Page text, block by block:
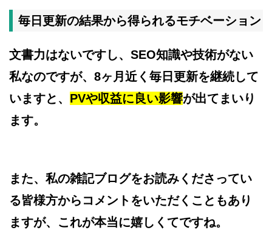
毎日更新の結果から得られるモチベーション
文書力はないですし、SEO知識や技術がない
私なのですが、8ヶ月近く毎日更新を継続して
いますと、 PVや収益に良い影響が出てまいり
ます。
また、私の雑記ブログをお読みくださってい
る皆様方からコメントをいただくこともあり
ますが、これが本当に嬉しくてですね。